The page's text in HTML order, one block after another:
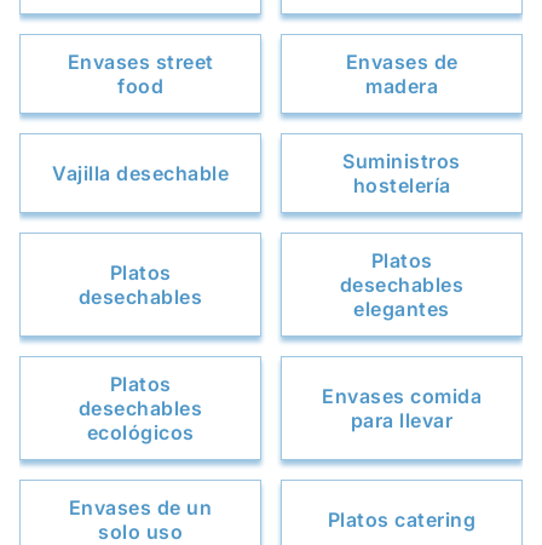
Envases street
food
Envases de
madera
Vajilla desechable
Suministros
hostelería
Platos
desechables
Platos
desechables
elegantes
Platos
desechables
ecológicos
Envases comida
para llevar
Envases de un
solo uso
Platos catering